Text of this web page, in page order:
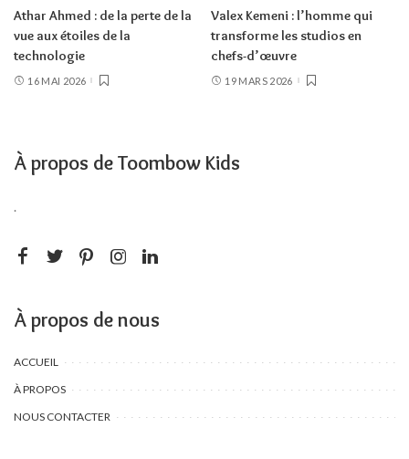
Athar Ahmed : de la perte de la
vue aux étoiles de la
technologie
16 MAI 2026
Valex Kemeni : l’homme qui
transforme les studios en
chefs-d’œuvre
19 MARS 2026
À propos de Toombow Kids
.
À propos de nous
ACCUEIL
À PROPOS
NOUS CONTACTER